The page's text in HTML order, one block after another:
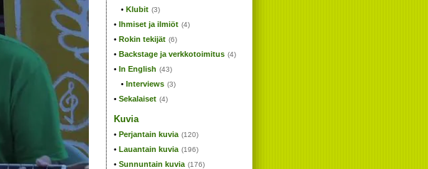
Klubit (3)
Ihmiset ja ilmiöt (4)
Rokin tekijät (6)
Backstage ja verkkotoimitus (4)
In English (43)
Interviews (3)
Sekalaiset (4)
Kuvia
Perjantain kuvia (120)
Lauantain kuvia (196)
Sunnuntain kuvia (176)